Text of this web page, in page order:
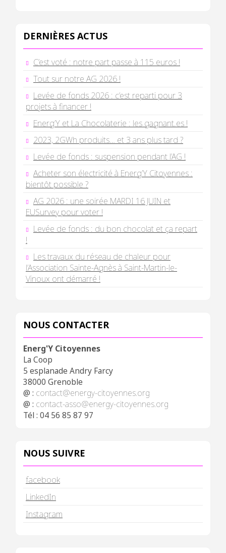
DERNIÈRES ACTUS
C’est voté : notre part passe à 115 euros !
Tout sur notre AG 2026 !
Levée de fonds 2026 : c’est reparti pour 3
projets à financer !
Energ’Y et La Chocolaterie : les gagnant.es !
2023, 2GWh produits… et 3 ans plus tard ?
Levée de fonds : suspension pendant l’AG !
Acheter son électricité à Energ’Y Citoyennes :
bientôt possible ?
AG 2026 : une soirée MARDI 16 JUIN et
EUSurvey pour voter !
Levée de fonds : du bon chocolat et ça repart
!
Les travaux du réseau de chaleur pour
l’Association Sainte-Agnès à Saint-Martin-le-
Vinoux ont démarré !
NOUS CONTACTER
Energ'Y Citoyennes
La Coop
5 esplanade Andry Farcy
38000 Grenoble
@ : contact@energy-citoyennes.org
@ : contact-asso@energy-citoyennes.org
Tél : 04 56 85 87 97
NOUS SUIVRE
facebook
LinkedIn
Instagram